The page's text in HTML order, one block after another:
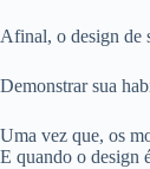
Afinal, o design de
Demonstrar sua
Uma vez que, os
E quando o design